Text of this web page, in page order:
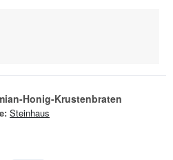
Honig-Krustenbraten
Steinhaus